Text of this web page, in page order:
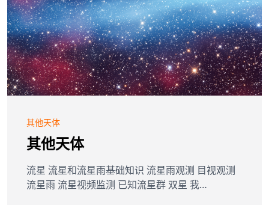
其他天体
其他天体
流星 流星和流星雨基础知识 流星雨观测 目视观测
流星雨 流星视频监测 已知流星群 双星 我…